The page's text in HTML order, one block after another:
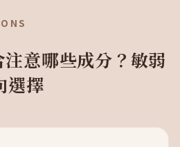
意哪些成分？敏弱
選擇